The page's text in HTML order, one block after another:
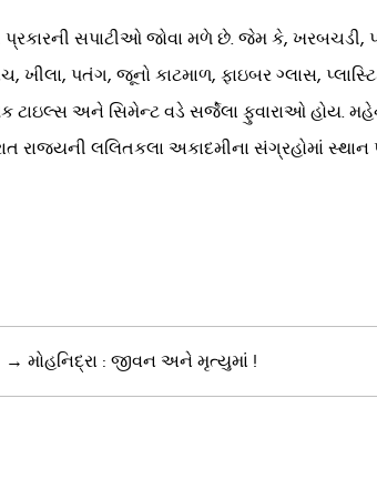
પ્રકારની સપાટીઓ જોવા મળે છે. જેમ કે,
પતંગ, જૂનો કાટમાળ, ફાઇબર ગ્લાસ,
ટાઇલ્સ અને સિમેન્ટ વડે સર્જેલા ફુવારાઓ હોય.
રાજ્યની લલિતકલા અકાદમીના સંગ્રહોમાં સ્થાન
→ મોહનિદ્રા : જીવન અને મૃત્યુમાં !